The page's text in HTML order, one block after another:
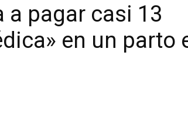
a pagar casi 13
en un parto